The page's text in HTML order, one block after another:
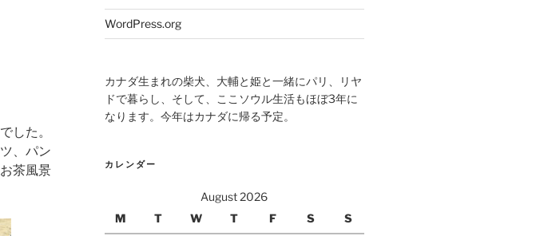
した。
、パン
茶風景
WordPress.org
カナダ生まれの柴犬、大輔と姫と一緒にパリ、リヤ
ドで暮らし、そして、ここソウル生活もほぼ3年に
なります。今年はカナダに帰る予定。
カレンダー
August 2026
M
T W T F S S